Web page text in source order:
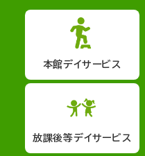
本館デイサービス
放課後等デイサービス